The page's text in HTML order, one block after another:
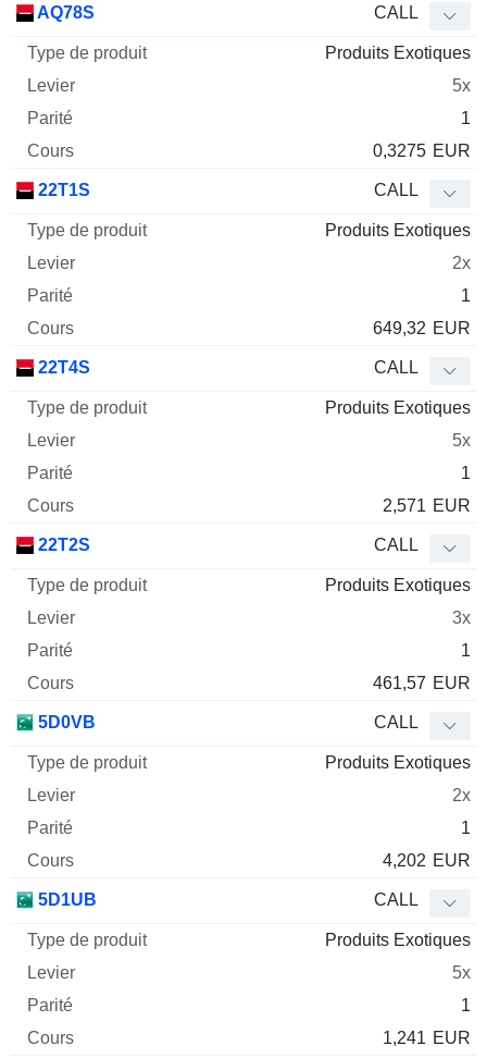
AQ78S CALL
Produits Exotiques
5x
1
0,3275 EUR
22T1S CALL
Produits Exotiques
2x
1
649,32 EUR
22T4S CALL
Produits Exotiques
5x
1
2,571 EUR
22T2S CALL
Produits Exotiques
3x
1
461,57 EUR
5D0VB CALL
Produits Exotiques
2x
1
4,202 EUR
5D1UB CALL
Produits Exotiques
5x
1
1,241 EUR